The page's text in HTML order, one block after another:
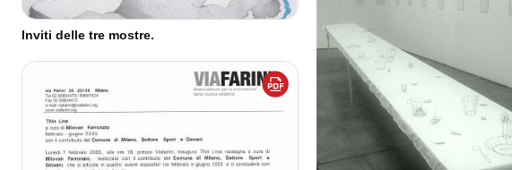
Inviti delle tre mostre.